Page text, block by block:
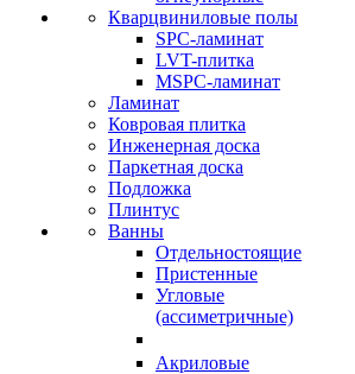
Кварцвиниловые полы
SPC-ламинат
LVT-плитка
MSPC-ламинат
Ламинат
Ковровая плитка
Инженерная доска
Паркетная доска
Подложка
Плинтус
Ванны
Отдельностоящие
Пристенные
Угловые
(ассиметричные)
Акриловые